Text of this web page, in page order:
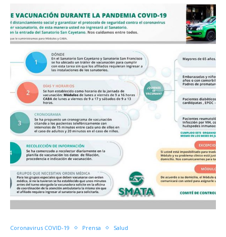
Coronavirus COVID-19 Prensa Salud